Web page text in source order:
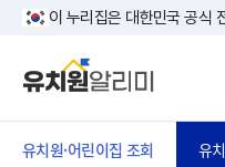
이 누리집은 대한민국 공식
유치원·어린이집 조회 유